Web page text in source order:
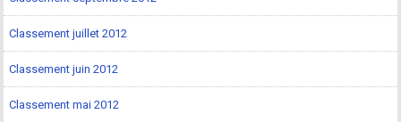
Classement juillet 2012
Classement juin 2012
Classement mai 2012